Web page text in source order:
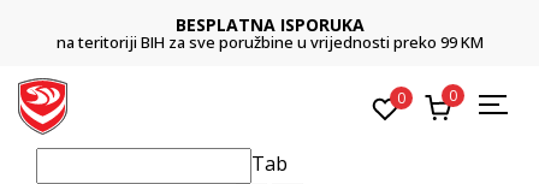
BESPLATNA ISPORUKA
na teritoriji BIH za sve poružbine u vrijednosti preko 99 KM
0 0
Tab